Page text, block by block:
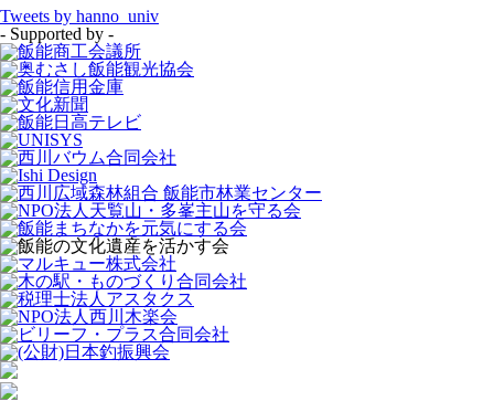
Tweets by hanno_univ
- Supported by -